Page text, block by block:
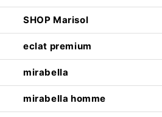
SHOP Marisol
eclat premium
mirabella
mirabella homme